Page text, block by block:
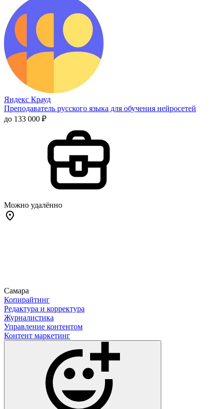
Яндекс Крауд
Преподаватель русского языка для обучения нейросетей
до 133 000 ₽
Можно удалённо
Самара
Копирайтинг
Редактура и корректура
Журналистика
Управление контентом
Контент маркетинг